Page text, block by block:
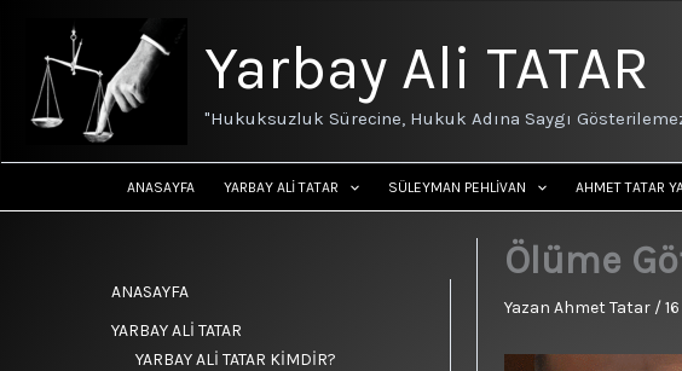
Yarbay Ali TATAR
"Hukuksuzluk Sürecine, Hukuk Adına Saygı
ANASAYFA YARBAY ALİ TATAR SÜLEYMAN PEHLİVAN AHMET TATAR
ANASAYFA
YARBAY ALİ TATAR
YARBAY ALİ TATAR KİMDİR?
Ölüme
Yazan Ahmet Tatar /